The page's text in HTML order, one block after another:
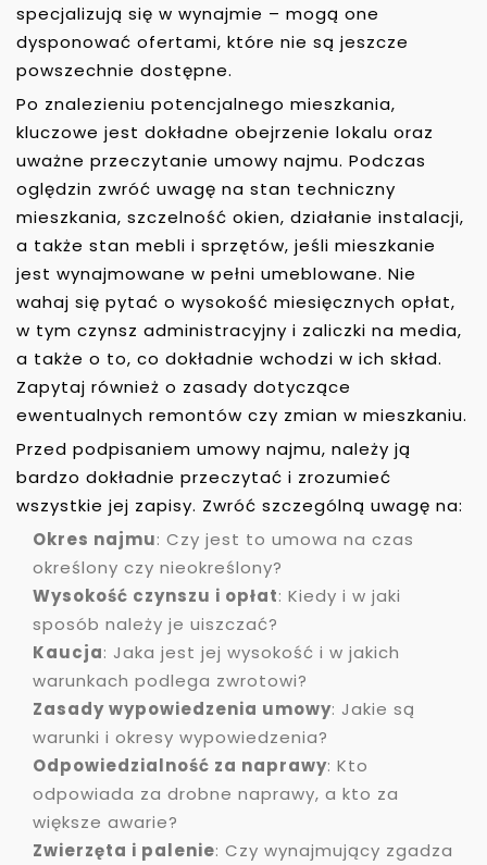
specjalizują się w wynajmie – mogą one
dysponować ofertami, które nie są jeszcze
powszechnie dostępne.
Po znalezieniu potencjalnego mieszkania,
kluczowe jest dokładne obejrzenie lokalu oraz
uważne przeczytanie umowy najmu. Podczas
oględzin zwróć uwagę na stan techniczny
mieszkania, szczelność okien, działanie instalacji,
a także stan mebli i sprzętów, jeśli mieszkanie
jest wynajmowane w pełni umeblowane. Nie
wahaj się pytać o wysokość miesięcznych opłat,
w tym czynsz administracyjny i zaliczki na media,
a także o to, co dokładnie wchodzi w ich skład.
Zapytaj również o zasady dotyczące
ewentualnych remontów czy zmian w mieszkaniu.
Przed podpisaniem umowy najmu, należy ją
bardzo dokładnie przeczytać i zrozumieć
wszystkie jej zapisy. Zwróć szczególną uwagę na:
Okres najmu: Czy jest to umowa na czas
określony czy nieokreślony?
Wysokość czynszu i opłat: Kiedy i w jaki
sposób należy je uiszczać?
Kaucja: Jaka jest jej wysokość i w jakich
warunkach podlega zwrotowi?
Zasady wypowiedzenia umowy: Jakie są
warunki i okresy wypowiedzenia?
Odpowiedzialność za naprawy: Kto
odpowiada za drobne naprawy, a kto za
większe awarie?
Zwierzęta i palenie: Czy wynajmujący zgadza